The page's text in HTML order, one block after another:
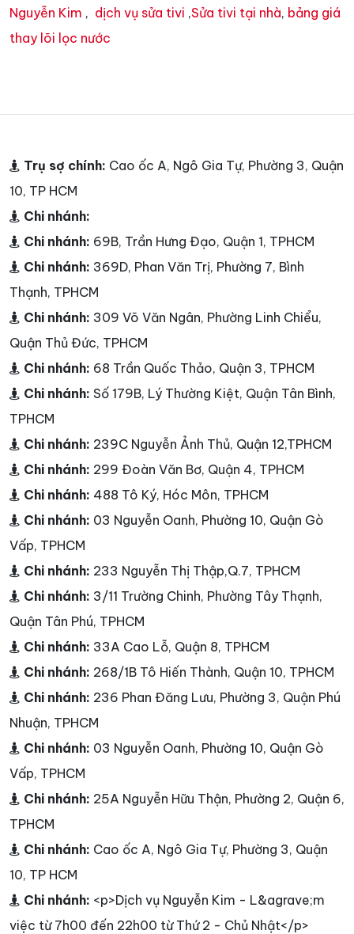
Nguyễn Kim , dịch vụ sửa tivi ,Sửa tivi tại nhà, bảng giá
thay lõi lọc nước
Trụ sợ chính: Cao ốc A, Ngô Gia Tự, Phường 3, Quận
10, TP HCM
Chi nhánh:
Chi nhánh: 69B, Trần Hưng Đạo, Quận 1, TPHCM
Chi nhánh: 369D, Phan Văn Trị, Phường 7, Bình
Thạnh, TPHCM
Chi nhánh: 309 Võ Văn Ngân, Phường Linh Chiểu,
Quận Thủ Đức, TPHCM
Chi nhánh: 68 Trần Quốc Thảo, Quận 3, TPHCM
Chi nhánh: Số 179B, Lý Thường Kiệt, Quận Tân Bình,
TPHCM
Chi nhánh: 239C Nguyễn Ảnh Thủ, Quận 12,TPHCM
Chi nhánh: 299 Đoàn Văn Bơ, Quận 4, TPHCM
Chi nhánh: 488 Tô Ký, Hóc Môn, TPHCM
Chi nhánh: 03 Nguyễn Oanh, Phường 10, Quận Gò
Vấp, TPHCM
Chi nhánh: 233 Nguyễn Thị Thập,Q.7, TPHCM
Chi nhánh: 3/11 Trường Chinh, Phường Tây Thạnh,
Quận Tân Phú, TPHCM
Chi nhánh: 33A Cao Lỗ, Quận 8, TPHCM
Chi nhánh: 268/1B Tô Hiến Thành, Quận 10, TPHCM
Chi nhánh: 236 Phan Đăng Lưu, Phường 3, Quận Phú
Nhuận, TPHCM
Chi nhánh: 03 Nguyễn Oanh, Phường 10, Quận Gò
Vấp, TPHCM
Chi nhánh: 25A Nguyễn Hữu Thận, Phường 2, Quận 6,
TPHCM
Chi nhánh: Cao ốc A, Ngô Gia Tự, Phường 3, Quận
10, TP HCM
Chi nhánh: <p>Dịch vụ Nguyễn Kim - L&agrave;m
việc từ 7h00 đến 22h00 từ Thứ 2 - Chủ Nhật</p>